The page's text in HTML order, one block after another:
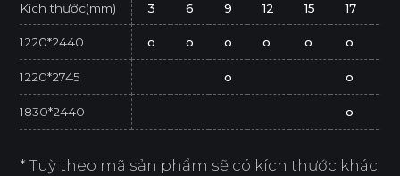
Kích thước(mm) 3 6 9 12 15 17
1220*2440 o o o o o o
1220*2745 o o
1830*2440 o
* Tuỳ theo mã sản phẩm sẽ có kích thước khác